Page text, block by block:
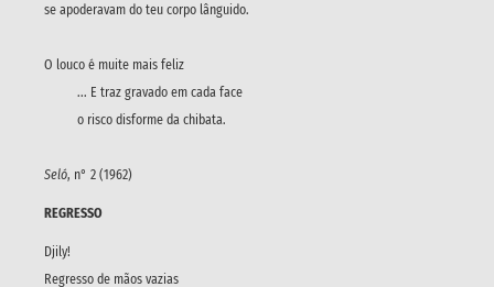
se apoderavam do teu corpo lânguido.
O louco é muite mais feliz
... E traz gravado em cada face
o risco disforme da chibata.
Seló, n° 2 (1962)
REGRESSO
Djily!
Regresso de mãos vazias